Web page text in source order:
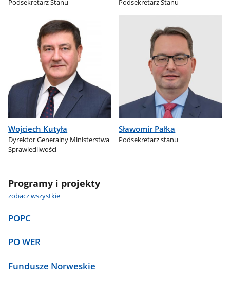
Podsekretarz Stanu Podsekretarz Stanu
Wojciech Kutyła
Dyrektor Generalny Ministerstwa
Sprawiedliwości
Sławomir Pałka
Podsekretarz stanu
Programy i projekty
zobacz wszystkie
POPC
PO WER
Fundusze Norweskie